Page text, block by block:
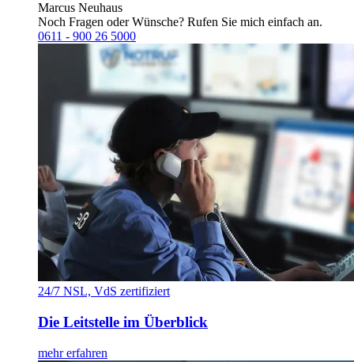
Marcus Neuhaus
Noch Fragen oder Wünsche? Rufen Sie mich einfach an.
0611 - 900 26 5000
24/7 NSL, VdS zertifiziert
Die Leitstelle im Überblick
mehr erfahren